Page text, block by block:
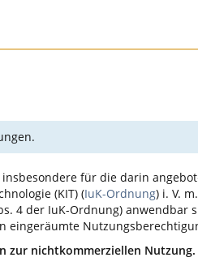
für die darin
(KIT) (IuK-Ordnung) i. V.
4 der IuK-Ordnung)
eingeräumte
zur nichtkommerziellen Nutzung.